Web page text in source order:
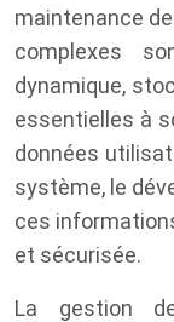
maintenance
complexes
dynamique,
essentielles à
données
système, le
ces
et sécurisée.
La gestion